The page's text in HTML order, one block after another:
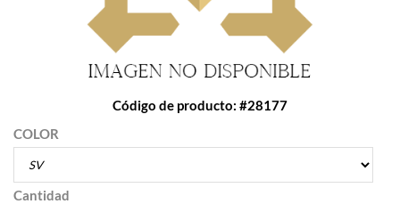
Código de producto: #28177
COLOR
Cantidad